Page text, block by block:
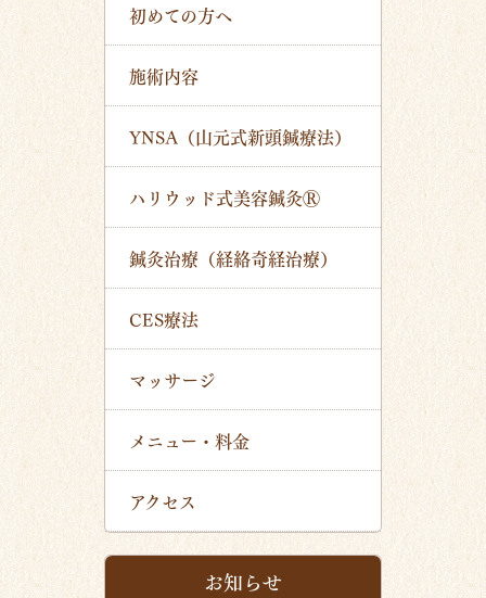
初めての方へ
施術内容
YNSA（山元式新頭鍼療法）
ハリウッド式美容鍼灸Ⓡ
鍼灸治療（経絡奇経治療）
CES療法
マッサージ
メニュー・料金
アクセス
お知らせ